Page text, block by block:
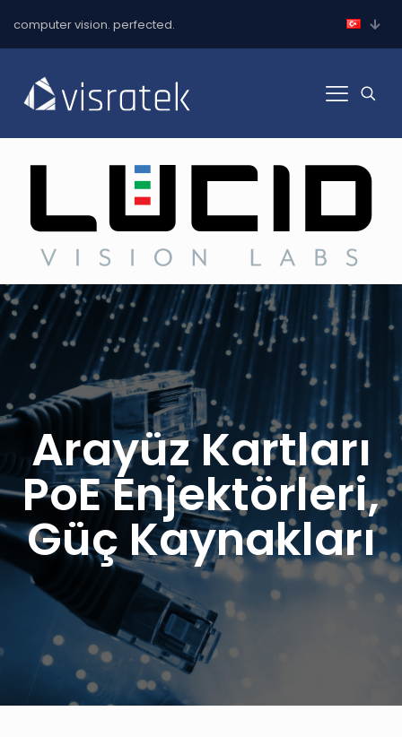
computer vision. perfected.
Arayüz Kartları
PoE Enjektörleri,
Güç Kaynakları